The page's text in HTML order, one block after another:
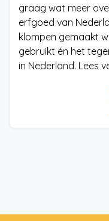
graag wat meer
erfgoed van
klompen gemaakt
gebruikt én het
in Nederland. Lees